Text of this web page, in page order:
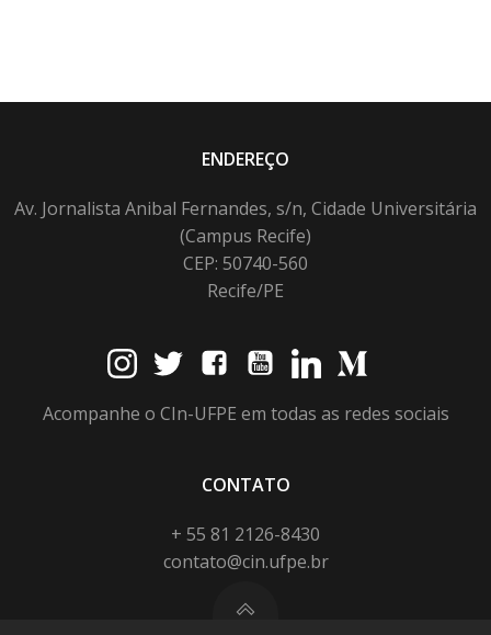
ENDEREÇO
Av. Jornalista Anibal Fernandes, s/n, Cidade Universitária
(Campus Recife)
CEP: 50740-560
Recife/PE
Acompanhe o CIn-UFPE em todas as redes sociais
CONTATO
+ 55 81 2126-8430
contato@cin.ufpe.br